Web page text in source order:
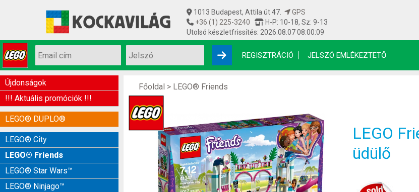
1013 Budapest, Attila út 47.
GPS
+36 (1) 225-3240
H-P: 10-18, Sz: 9-13
Utolsó készletfrissítés: 2026.08.07 08:00:09
REGISZTRÁCIÓ JELSZÓ EMLÉKEZTETŐ
Újdonságok
!!! Aktuális promóciók !!!
LEGO® DUPLO®
LEGO® City
LEGO® Friends
LEGO® Star Wars™
LEGO® Ninjago™
Főoldal > LEGO® Friends
LEGO
üdülő